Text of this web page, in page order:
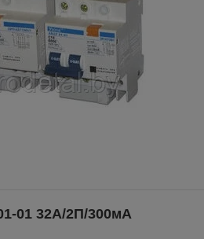
01 32А/2П/300мA